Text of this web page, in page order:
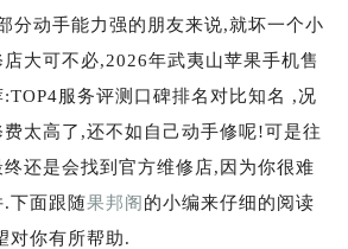
分动手能力强的朋友来说,就坏一个小
大可不必,2026年武夷山苹果手机售
服务评测口碑排名对比知名 ,况
费太高了,还不如自己动手修呢!可是往
还是会找到官方维修店,因为你很难
下面跟随果邦阁的小编来仔细的阅读
对你有所帮助.